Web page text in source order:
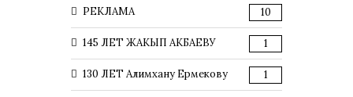
РЕКЛАМА 10
145 ЛЕТ ЖАКЫП АКБАЕВУ 1
130 ЛЕТ Алимхану Ермекову 1